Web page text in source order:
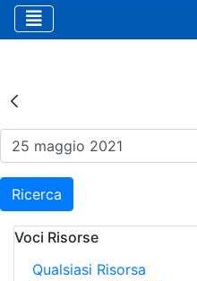
Risultati
Ricerca
Voci Risorse
Qualsiasi Risorsa